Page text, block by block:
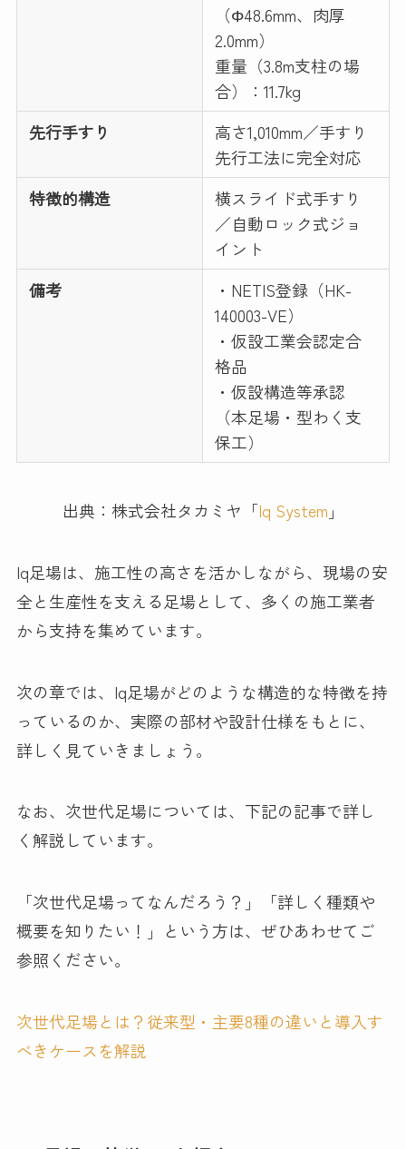
（Φ48.6mm、肉厚
2.0mm）
重量（3.8m支柱の場
合）：11.7kg
先行手すり
高さ1,010mm／手すり
先行工法に完全対応
特徴的構造
横スライド式手すり
／自動ロック式ジョ
イント
備考
・NETIS登録（HK-
140003-VE）
・仮設工業会認定合
格品
・仮設構造等承認
（本足場・型わく支
保工）
出典：株式会社タカミヤ「Iq System 」
Iq足場は、施工性の高さを活かしながら、現場の安
全と生産性を支える足場として、多くの施工業者
から支持を集めています。
次の章では、Iq足場がどのような構造的な特徴を持
っているのか、実際の部材や設計仕様をもとに、
詳しく見ていきましょう。
なお、次世代足場については、下記の記事で詳し
く解説しています。
「次世代足場ってなんだろう？」「詳しく種類や
概要を知りたい！」という方は、ぜひあわせてご
参照ください。
次世代足場とは？従来型・主要8種の違いと導入す
べきケースを解説